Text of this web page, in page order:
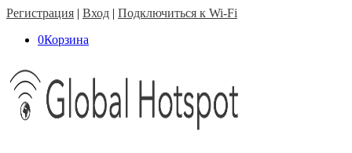
Регистрация | Вход | Подключиться к Wi-Fi
0Корзина